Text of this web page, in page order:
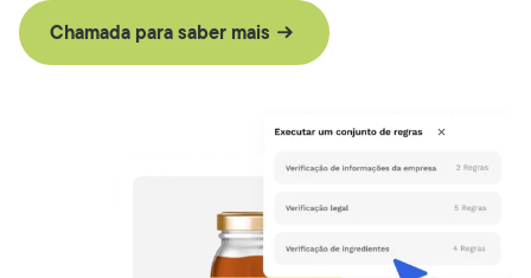
Chamada para saber mais